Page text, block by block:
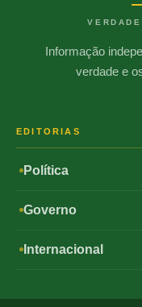
Informação
verdade e
EDITORIAS
Política
Governo
Internacional